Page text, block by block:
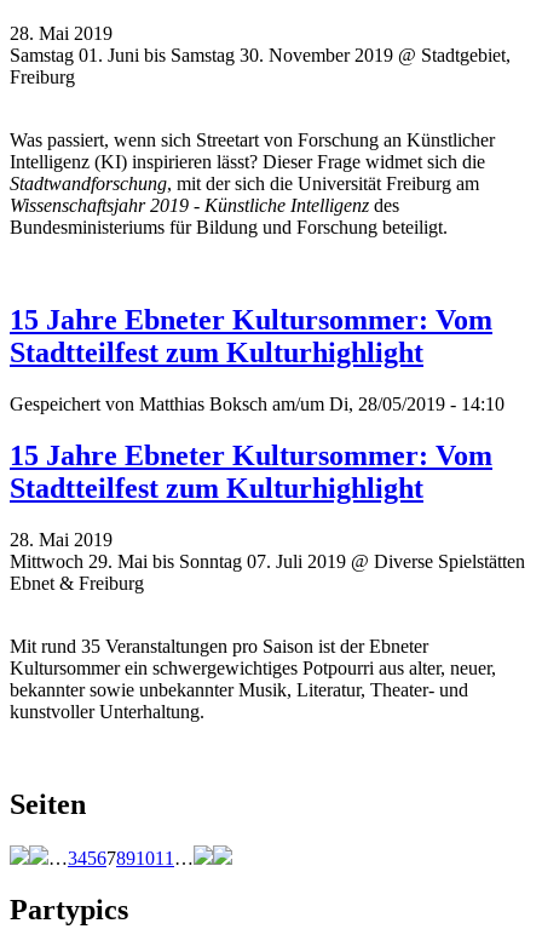
28. Mai 2019
Samstag 01. Juni bis Samstag 30. November 2019 @ Stadtgebiet,
Freiburg
Was passiert, wenn sich Streetart von Forschung an Künstlicher
Intelligenz (KI) inspirieren lässt? Dieser Frage widmet sich die
Stadtwandforschung, mit der sich die Universität Freiburg am
Wissenschaftsjahr 2019 - Künstliche Intelligenz des
Bundesministeriums für Bildung und Forschung beteiligt.
15 Jahre Ebneter Kultursommer: Vom
Stadtteilfest zum Kulturhighlight
Gespeichert von Matthias Boksch am/um Di, 28/05/2019 - 14:10
15 Jahre Ebneter Kultursommer: Vom
Stadtteilfest zum Kulturhighlight
28. Mai 2019
Mittwoch 29. Mai bis Sonntag 07. Juli 2019 @ Diverse Spielstätten
Ebnet & Freiburg
Mit rund 35 Veranstaltungen pro Saison ist der Ebneter
Kultursommer ein schwergewichtiges Potpourri aus alter, neuer,
bekannter sowie unbekannter Musik, Literatur, Theater- und
kunstvoller Unterhaltung.
Seiten
…34567891011 …
Partypics